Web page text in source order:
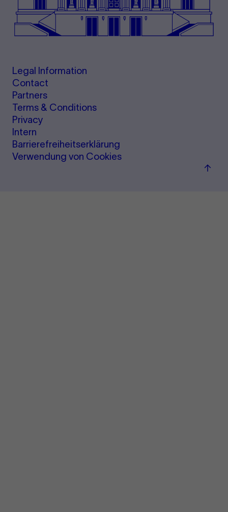
Legal Information
Contact
Partners
Terms & Conditions
Privacy
Intern
Barrierefreiheitserklärung
Verwendung von Cookies
Back